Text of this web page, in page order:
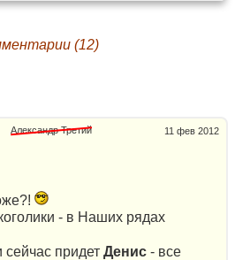
(12)
11 фев 2012
Александр Третий
- в Наших рядах
сейчас придет Денис - все